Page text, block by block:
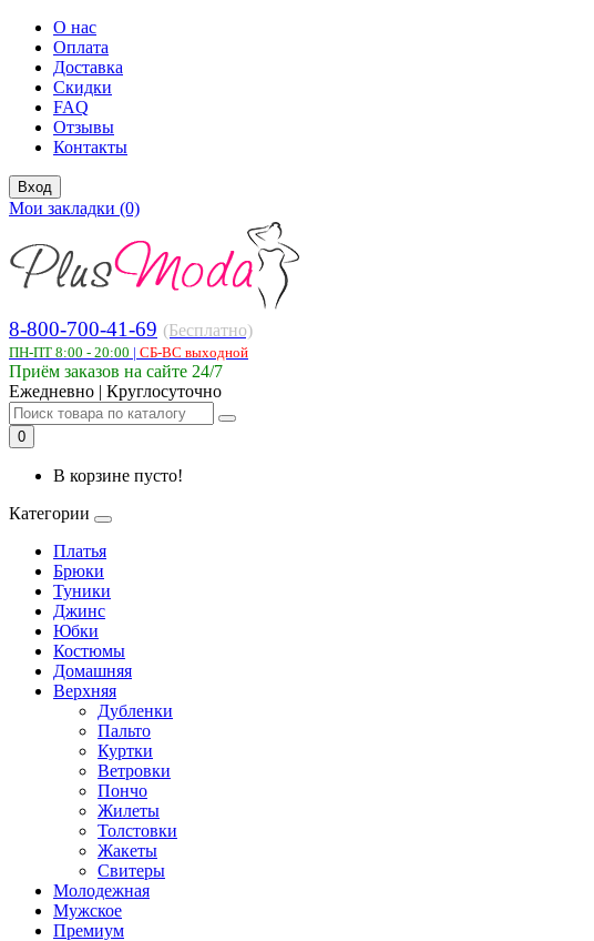
О нас
Оплата
Доставка
Скидки
FAQ
Отзывы
Контакты
Вход
Мои закладки (0)
8-800-700-41-69 (Бесплатно)
ПН-ПТ 8:00 - 20:00 | СБ-ВС выходной
Приём заказов на сайте 24/7
Ежедневно | Круглосуточно
0
В корзине пусто!
Категории
Платья
Брюки
Туники
Джинс
Юбки
Костюмы
Домашняя
Верхняя
Дубленки
Пальто
Куртки
Ветровки
Пончо
Жилеты
Толстовки
Жакеты
Свитеры
Молодежная
Мужское
Премиум